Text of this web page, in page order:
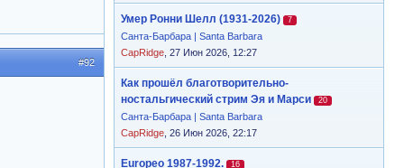
Умер Ронни Шелл (1931-2026) 7
Санта-Барбара | Santa Barbara
CapRidge , 27 Июн 2026, 12:27
Как прошёл благотворительно-
ностальгический стрим Эя и Марси
20
Санта-Барбара | Santa Barbara
CapRidge , 26 Июн 2026, 22:17
Europeo 1987-1992. 16
#92